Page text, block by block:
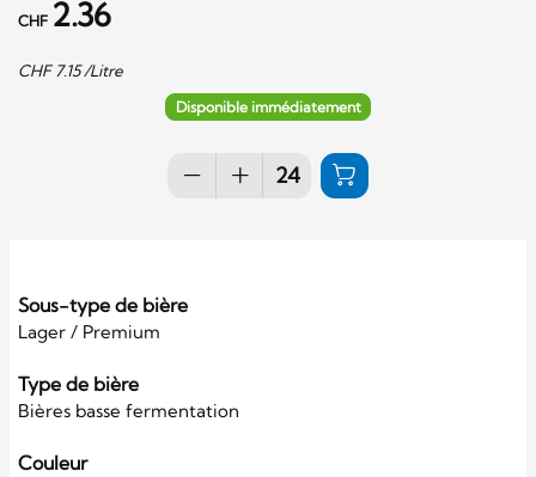
CHF 2.36
CHF 7.15/Litre
Disponible immédiatement
Sous-type de bière
Lager / Premium
Type de bière
Bières basse fermentation
Couleur